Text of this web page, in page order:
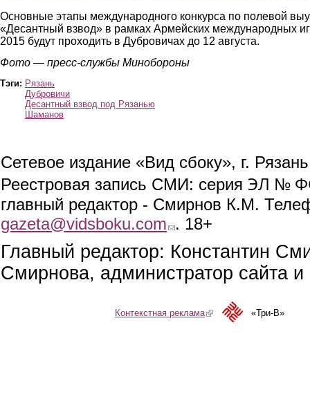
Основные этапы международного конкурса по полевой
«Десантный взвод» в рамках Армейских международных
2015 будут проходить в Дубровичах до 12 августа.
Фото — пресс-службы Минобороны
Тэги: Рязань
Дубровичи
Десантный взвод под Рязанью
Шаманов
Сетевое издание «Вид сбоку», г.
Реестровая запись СМИ: серия ЭЛ №
главный редактор - Смирнов К.М.
gazeta@vidsboku.com (link sends e-mail)
. 18+
Главный редактор: Константин
Смирнова, администратор сайта
Контекстная реклама(link is external)«Три-В»